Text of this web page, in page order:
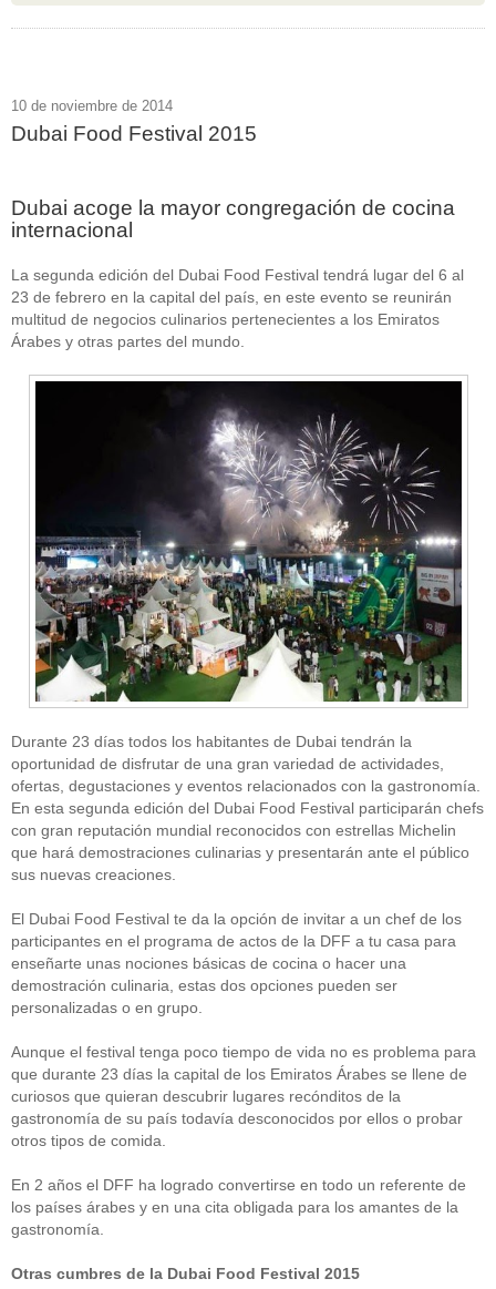
10 de noviembre de 2014
Dubai Food Festival 2015
Dubai acoge la mayor congregación de cocina
internacional
La segunda edición del Dubai Food Festival tendrá lugar del 6 al
23 de febrero en la capital del país, en este evento se reunirán
multitud de negocios culinarios pertenecientes a los Emiratos
Árabes y otras partes del mundo.
Durante 23 días todos los habitantes de Dubai tendrán la
oportunidad de disfrutar de una gran variedad de actividades,
ofertas, degustaciones y eventos relacionados con la gastronomía.
En esta segunda edición del Dubai Food Festival participarán chefs
con gran reputación mundial reconocidos con estrellas Michelin
que hará demostraciones culinarias y presentarán ante el público
sus nuevas creaciones.
El Dubai Food Festival te da la opción de invitar a un chef de los
participantes en el programa de actos de la DFF a tu casa para
enseñarte unas nociones básicas de cocina o hacer una
demostración culinaria, estas dos opciones pueden ser
personalizadas o en grupo.
Aunque el festival tenga poco tiempo de vida no es problema para
que durante 23 días la capital de los Emiratos Árabes se llene de
curiosos que quieran descubrir lugares recónditos de la
gastronomía de su país todavía desconocidos por ellos o probar
otros tipos de comida.
En 2 años el DFF ha logrado convertirse en todo un referente de
los países árabes y en una cita obligada para los amantes de la
gastronomía.
Otras cumbres de la Dubai Food Festival 2015